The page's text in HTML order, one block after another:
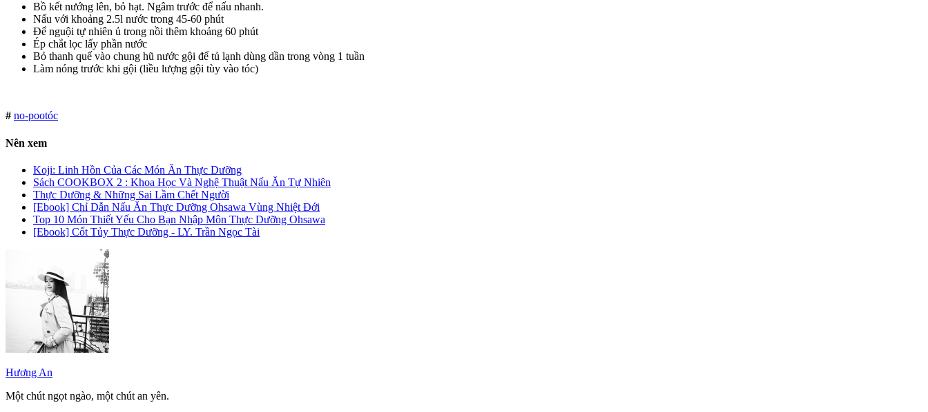
Bồ kết nướng lên, bỏ hạt. Ngâm trước để nấu nhanh.
Nấu với khoảng 2.5l nước trong 45-60 phút
Để nguội tự nhiên ủ trong nồi thêm khoảng 60 phút
Ép chắt lọc lấy phần nước
Bỏ thanh quế vào chung hũ nước gội để tủ lạnh dùng dần trong vòng 1 tuần
Làm nóng trước khi gội (liều lượng gội tùy vào tóc)
# no-pootóc
Nên xem
Koji: Linh Hồn Của Các Món Ăn Thực Dưỡng
Sách COOKBOX 2 : Khoa Học Và Nghệ Thuật Nấu Ăn Tự Nhiên
Thực Dưỡng & Những Sai Lầm Chết Người
[Ebook] Chỉ Dẫn Nấu Ăn Thực Dưỡng Ohsawa Vùng Nhiệt Đới
Top 10 Món Thiết Yếu Cho Bạn Nhập Môn Thực Dưỡng Ohsawa
[Ebook] Cốt Tủy Thực Dưỡng - LY. Trần Ngọc Tài
Hương An
Một chút ngọt ngào, một chút an yên.